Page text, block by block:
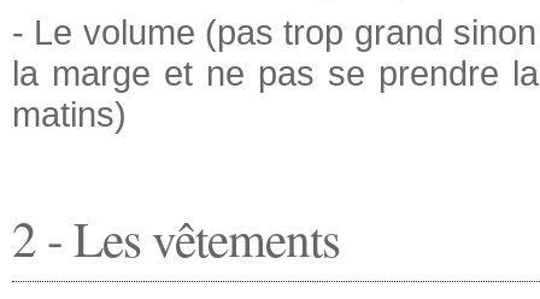
- Le volume (pas trop grand
la marge et ne pas se prendre
matins)
2 - Les vêtements